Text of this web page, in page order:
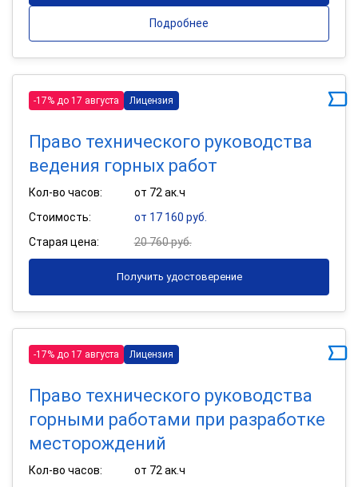
Подробнее
-17% до 17 августа Лицензия
Право технического руководства
ведения горных работ
Кол-во часов:
от 72 ак.ч
Стоимость:
от 17 160 руб.
Старая цена:
20 760 руб.
Получить удостоверение
-17% до 17 августа Лицензия
Право технического руководства
горными работами при разработке
месторождений
Кол-во часов:
от 72 ак.ч